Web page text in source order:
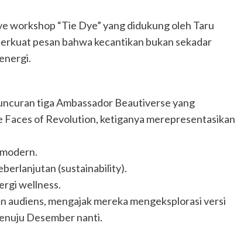
workshop “Tie Dye” yang didukung oleh Taru
pesan bahwa kecantikan bukan sekadar
tiga Ambassador Beautiverse yang
of Revolution, ketiganya merepresentasikan
(sustainability).
wellness.
mengajak mereka mengeksplorasi versi
Desember nanti.